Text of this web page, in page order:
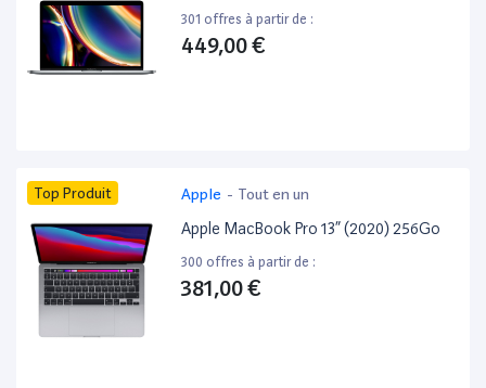
301 offres à partir de :
449,00 €
Top Produit Apple - Tout en un
Apple MacBook Pro 13” (2020) 256Go
300 offres à partir de :
381,00 €